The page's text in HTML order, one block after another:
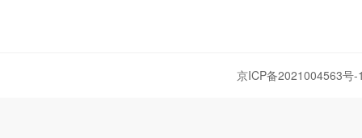
京ICP备2021004563号-